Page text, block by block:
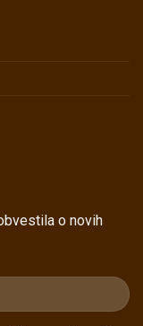
o novih